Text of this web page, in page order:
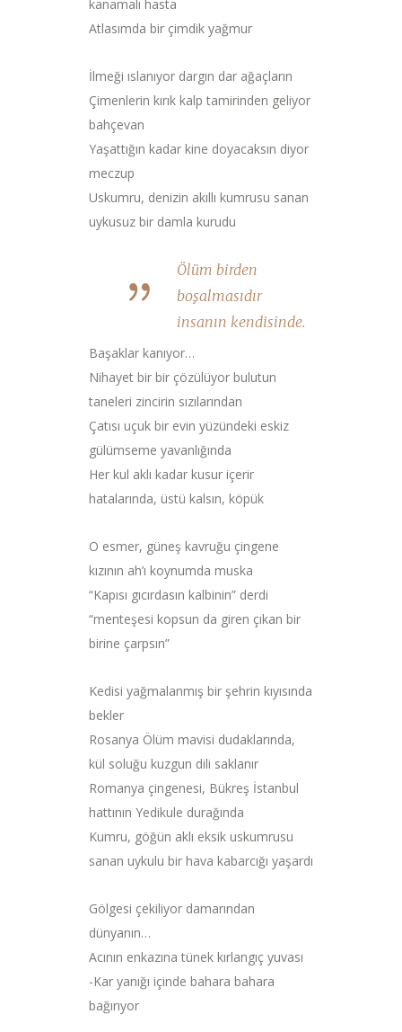
kanamalı hasta
Atlasımda bir çimdik yağmur
İlmeği ıslanıyor dargın dar ağaçların
Çimenlerin kırık kalp tamirinden geliyor
bahçevan
Yaşattığın kadar kine doyacaksın diyor
meczup
Uskumru, denizin akıllı kumrusu sanan
uykusuz bir damla kurudu
Ölüm birden
boşalmasıdır
insanın kendisinde.
Başaklar kanıyor…
Nihayet bir bir çözülüyor bulutun
taneleri zincirin sızılarından
Çatısı uçuk bir evin yüzündeki eskiz
gülümseme yavanlığında
Her kul aklı kadar kusur içerir
hatalarında, üstü kalsın, köpük
O esmer, güneş kavruğu çingene
kızının ah’ı koynumda muska
“Kapısı gıcırdasın kalbinin” derdi
“menteşesi kopsun da giren çıkan bir
birine çarpsın”
Kedisi yağmalanmış bir şehrin kıyısında
bekler
Rosanya Ölüm mavisi dudaklarında,
kül soluğu kuzgun dili saklanır
Romanya çingenesi, Bükreş İstanbul
hattının Yedikule durağında
Kumru, göğün aklı eksik uskumrusu
sanan uykulu bir hava kabarcığı yaşardı
Gölgesi çekiliyor damarından
dünyanın…
Acının enkazına tünek kırlangıç yuvası
-Kar yanığı içinde bahara bahara
bağırıyor